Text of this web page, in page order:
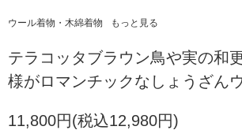
ウール着物・木綿着物 もっと見る
テラコッタブラウン鳥や実の和
様がロマンチックなしょうざん
11,800円(税込12,980円)